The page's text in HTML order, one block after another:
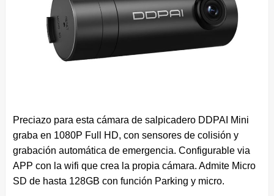
Preciazo para esta cámara de salpicadero DDPAI Mini
graba en 1080P Full HD, con sensores de colisión y
grabación automática de emergencia. Configurable via
APP con la wifi que crea la propia cámara. Admite Micro
SD de hasta 128GB con función Parking y micro.